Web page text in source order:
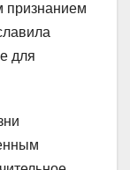
признанием
для